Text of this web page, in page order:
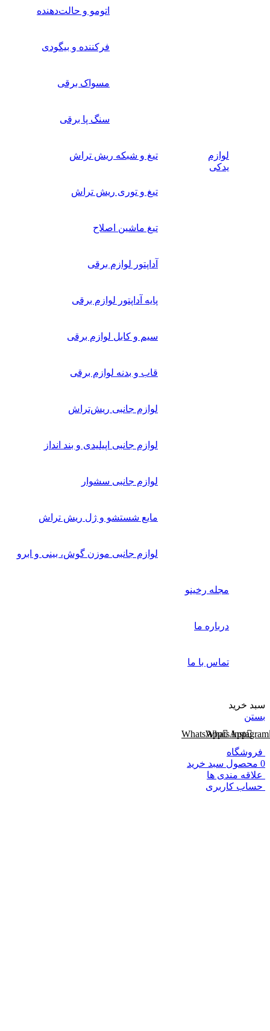
اتومو و حالت‌دهنده
فرکننده و بیگودی
مسواک برقی
سنگ پا برقی
لوازم
یدکی
تیغ و شبکه ریش تراش
تیغ و توری ریش تراش
تیغ ماشین اصلاح
آداپتور لوازم برقی
پایه آداپتور لوازم برقی
سیم و کابل لوازم برقی
قاب و بدنه لوازم برقی
لوازم جانبی ریش‌تراش
لوازم جانبی اپیلیدی و بند انداز
لوازم جانبی سشوار
مایع شستشو و ژل ریش تراش
لوازم جانبی موزن گوش، بینی و ابرو
مجله رخینو
درباره ما
تماس با ما
سبد خرید
بستن
Instagram
WhatsApp
WhatsApp
فروشگاه
0 محصول سبد خرید
علاقه مندی ها
حساب کاربری